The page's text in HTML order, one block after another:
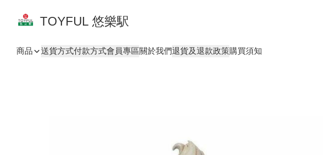
TOYFUL 悠樂駅
商品 送貨方式付款方式會員專區關於我們退貨及退款政策購買須知